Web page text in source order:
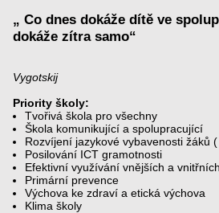
„ Co dnes dokáže dítě ve
dokáže zítra samo“
Lev
Vygotskij
Priority školy:
Tvořivá škola pro všechny
Škola komunikující a spolupracující
Rozvíjení jazykové vybavenosti žáků
Posilování ICT gramotnosti
Efektivní využívání vnějších a
Primární prevence
Výchova ke zdraví a etická výchova
Klima školy